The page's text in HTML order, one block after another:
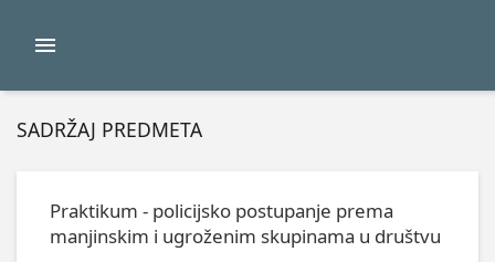
SADRŽAJ PREDMETA
Praktikum - policijsko postupanje prema
manjinskim i ugroženim skupinama u društvu